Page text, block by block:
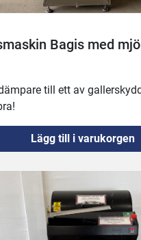
Bagis med
till ett av
Lägg till i varukorgen